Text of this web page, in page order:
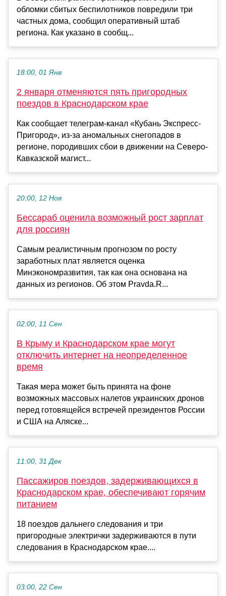
обломки сбитых беспилотников повредили три
частных дома, сообщил оперативный штаб
региона. Как указано в сообщ...
18:00, 01 Янв
2 января отменяются пять пригородных
поездов в Краснодарском крае
Как сообщает телеграм-канал «Кубань Экспресс-
Пригород», из-за аномальных снегопадов в
регионе, породивших сбои в движении на Северо-
Кавказской магист...
20:00, 12 Ноя
Бессараб оценила возможный рост зарплат
для россиян
Самым реалистичным прогнозом по росту
заработных плат является оценка
Минэкономразвития, так как она основана на
данных из регионов. Об этом Pravda.R...
02:00, 11 Сен
В Крыму и Краснодарском крае могут
отключить интернет на неопределенное
время
Такая мера может быть принята на фоне
возможных массовых налетов украинских дронов
перед готовящейся встречей президентов России
и США на Аляске...
11:00, 31 Дек
Пассажиров поездов, задерживающихся в
Краснодарском крае, обеспечивают горячим
питанием
18 поездов дальнего следования и три
пригородные электрички задерживаются в пути
следования в Краснодарском крае....
03:00, 22 Сен